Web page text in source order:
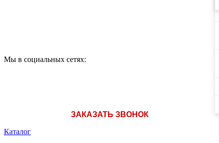
Мы в социальных сетях:
ЗАКАЗАТЬ ЗВОНОК
Каталог